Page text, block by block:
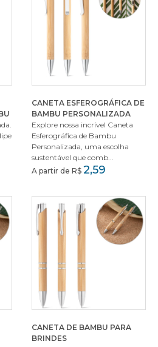
CANETA ESFEROGRÁFICA DE
BAMBU PERSONALIZADA
Explore nossa incrível Caneta
Esferográfica de Bambu
Personalizada, uma escolha
sustentável que comb...
A partir de R$ 2,59
CANETA DE BAMBU PARA
BRINDES